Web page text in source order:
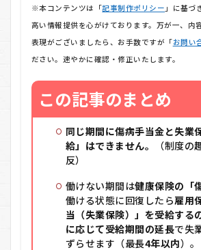
※本コンテンツは「記事制作ポリシー 」に基づ
高い情報提供を心がけております。万が一、内
表現がございましたら、お手数ですが「お問い
ださい。速やかに確認・修正いたします。
この記事のまとめ
同じ期間に傷病手当金と失業
給」はできません。
（制度の
反）
働けない期間は健康保険の「
働ける状態に回復したら雇用
当（失業保険）」を受給する
に応じて受給期間の延長で失
ずらせます（最長4年以内）。